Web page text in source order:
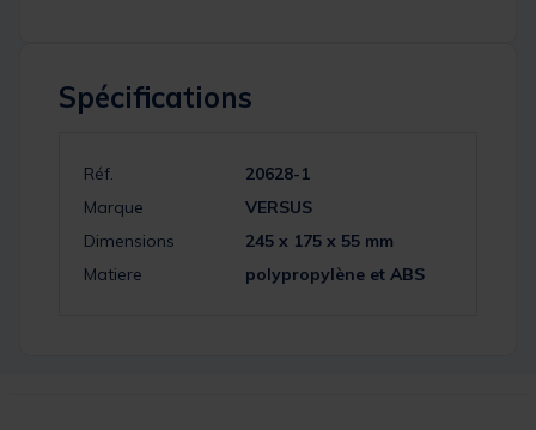
Spécifications
Réf.
20628-1
Marque
VERSUS
Dimensions
245 x 175 x 55 mm
Matiere
polypropylène et ABS